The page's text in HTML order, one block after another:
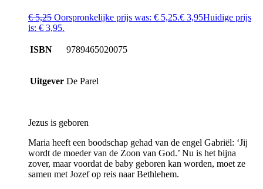
€5,25 Oorspronkelijke prijs was: € 5,25.€ 3,95Huidige prijs
is: € 3,95.
ISBN 9789465020075
Uitgever De Parel
Jezus is geboren
Maria heeft een boodschap gehad van de engel Gabriël: ‘Jij
wordt de moeder van de Zoon van God.’ Nu is het bijna
zover, maar voordat de baby geboren kan worden, moet ze
samen met Jozef op reis naar Bethlehem.